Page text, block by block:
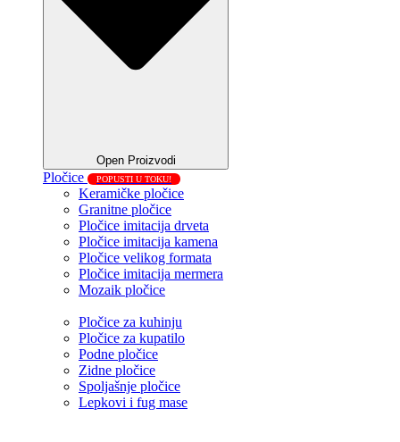
Open Proizvodi
Pločice POPUSTI U TOKU!
Keramičke pločice
Granitne pločice
Pločice imitacija drveta
Pločice imitacija kamena
Pločice velikog formata
Pločice imitacija mermera
Mozaik pločice
Pločice za kuhinju
Pločice za kupatilo
Podne pločice
Zidne pločice
Spoljašnje pločice
Lepkovi i fug mase